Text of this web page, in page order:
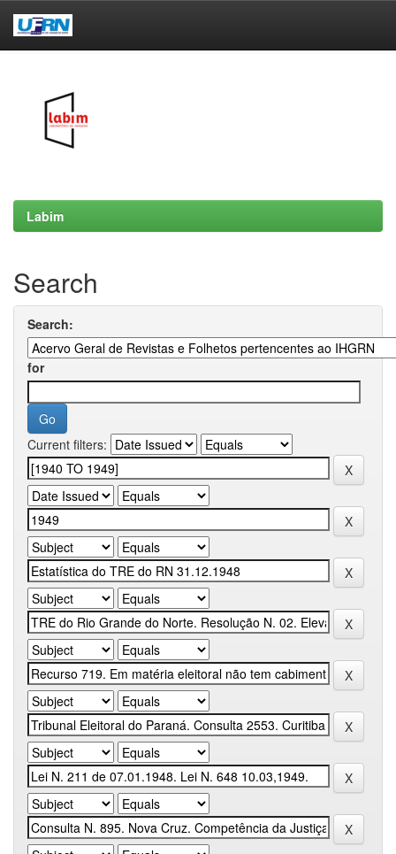
Labim
Search
Search:
for
Current filters: